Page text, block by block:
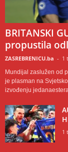
BRITANSKI
propustila
ZASREBRENICU.ba - 1
Mundijal zaslužen od
je plasman na
izvođenju
1